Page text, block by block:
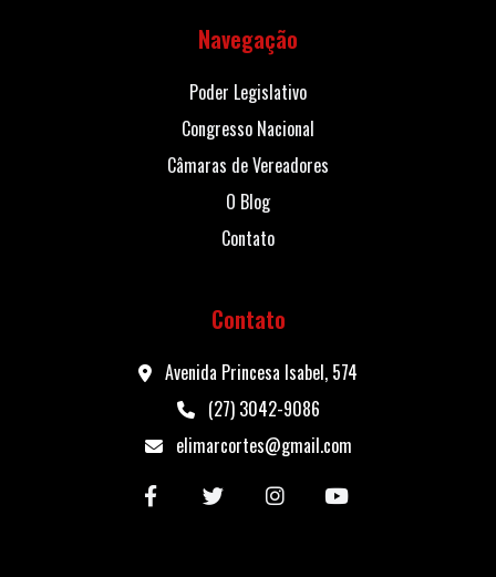
Navegação
Poder Legislativo
Congresso Nacional
Câmaras de Vereadores
O Blog
Contato
Contato
Avenida Princesa Isabel, 574
(27) 3042-9086
elimarcortes@gmail.com